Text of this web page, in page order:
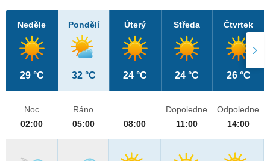
Neděle
29 °C
Pondělí
32 °C
Úterý
24 °C
Středa
24 °C
Čtvrtek
26 °C
Noc
02:00
Ráno
05:00
08:00
Dopoledne
11:00
Odpoledne
14:00